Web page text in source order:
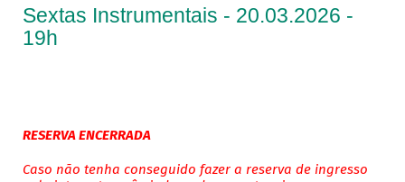
Sextas Instrumentais - 20.03.2026 -
19h
RESERVA ENCERRADA
Caso não tenha conseguido fazer a reserva de ingresso